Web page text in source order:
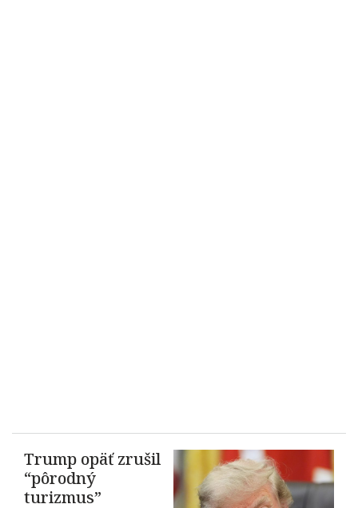
Trump opäť zrušil
“pôrodný
turizmus”